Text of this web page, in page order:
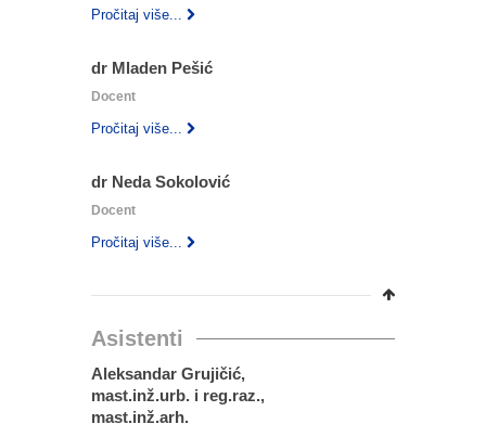
Pročitaj više...
dr Mladen Pešić
Docent
Pročitaj više...
dr Neda Sokolović
Docent
Pročitaj više...
Asistenti
Aleksandar Grujičić,
mast.inž.urb. i reg.raz.,
mast.inž.arh.